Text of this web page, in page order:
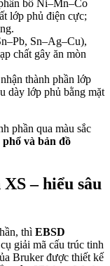
bố Ni–Mn–Co
lớp phủ điện cực;
Sn–Ag–Cu),
chất gây ăn mòn
thành phần lớp
dày lớp phủ bằng mặt
phần qua màu sắc
phổ và bản đồ
– hiểu sâu
thì EBSD
giải mã cấu trúc tinh
Bruker được thiết kế